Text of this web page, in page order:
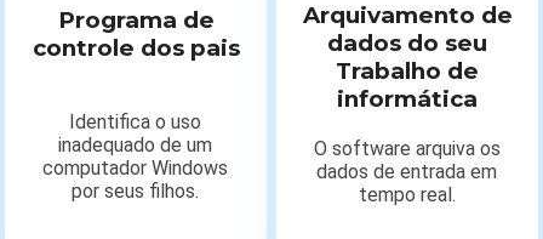
Programa de
controle dos pais
Identifica o uso
inadequado de um
computador Windows
por seus filhos.
Arquivamento de
dados do seu
Trabalho de
informática
O software arquiva os
dados de entrada em
tempo real.